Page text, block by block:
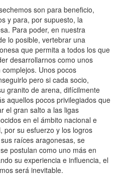
son para beneficio,
y para, por supuesto, la
Para poder, en nuestra
lo posible, vertebrar una
que permita a todos los que
desarrollarnos como unos
Unos pocos
pero si cada socio,
granito de arena, difícilmente
aquellos pocos privilegiados que
el gran salto a las ligas
en el ámbito nacional e
por su esfuerzo y los logros
raíces aragonesas, se
postulan como uno más en
su experiencia e influencia, el
será inevitable.